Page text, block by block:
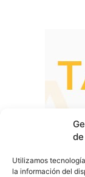
Utilizamos
la información del